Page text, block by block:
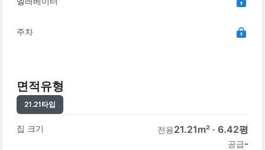
주차
면적유형
21.21타입
집 크기 전용21.21m² · 6.42평
공급-